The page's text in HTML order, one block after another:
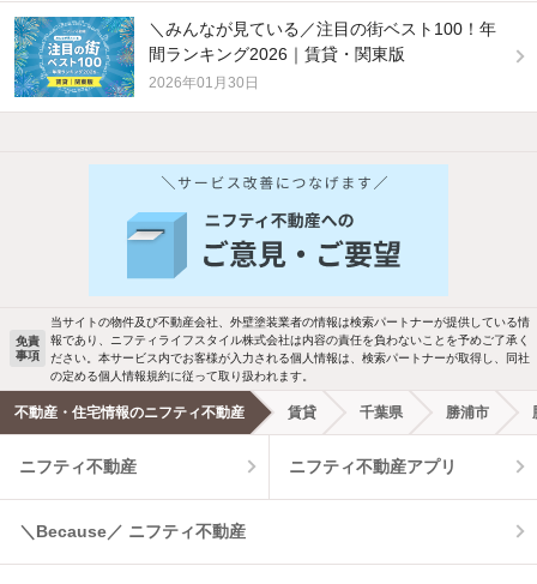
＼みんなが見ている／注目の街ベスト100！年
間ランキング2026｜賃貸・関東版
2026年01月30日
他の人はこんな条件で絞り込んでいます！
バス・トイレ別 2階以上
駐車場あり ペット相談
洗濯機置場あり 独立洗面台
エアコンあり 都市ガス
温水洗浄便座 オートロック
コンロ2口以上
免責
事項
当サイトの物件及び不動産会社、外壁塗装業者の情報は検索パートナーが提供している情
報であり、ニフティライフスタイル株式会社は内容の責任を負わないことを予めご了承く
ださい。本サービス内でお客様が入力される個人情報は、検索パートナーが取得し、同社
の定める個人情報規約に従って取り扱われます。
不動産・住宅情報のニフティ不動産 賃貸 千葉県 勝浦市
ニフティ不動産 ニフティ不動産アプリ
＼Because／ ニフティ不動産